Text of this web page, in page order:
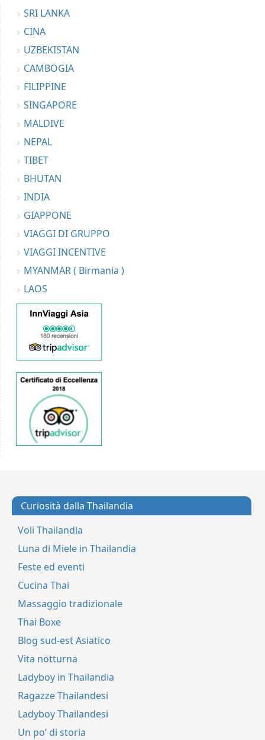
SRI LANKA
CINA
UZBEKISTAN
CAMBOGIA
FILIPPINE
SINGAPORE
MALDIVE
NEPAL
TIBET
BHUTAN
INDIA
GIAPPONE
VIAGGI DI GRUPPO
VIAGGI INCENTIVE
MYANMAR ( Birmania )
LAOS
Curiosità dalla Thailandia
Voli Thailandia
Luna di Miele in Thailandia
Feste ed eventi
Cucina Thai
Massaggio tradizionale
Thai Boxe
Blog sud-est Asiatico
Vita notturna
Ladyboy in Thailandia
Ragazze Thailandesi
Ladyboy Thailandesi
Un po’ di storia